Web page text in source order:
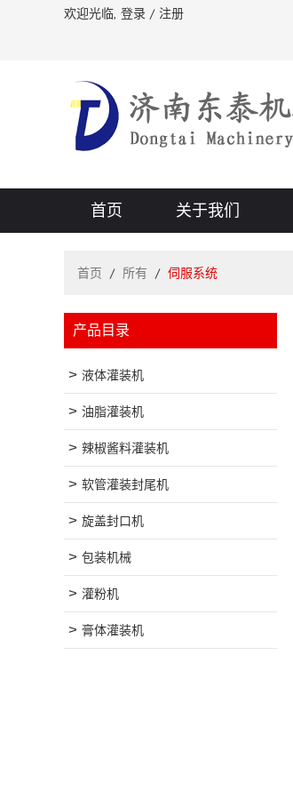
欢迎光临, 登录 / 注册
首页 关于我们
首页 / 所有 / 伺服系统
产品目录
液体灌装机
油脂灌装机
辣椒酱料灌装机
软管灌装封尾机
旋盖封口机
包装机械
灌粉机
膏体灌装机